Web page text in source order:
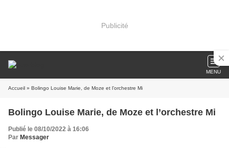
Publicité
MENU
Accueil » Bolingo Louise Marie, de Moze et l’orchestre Mi
Bolingo Louise Marie, de Moze et l’orchestre Mi
Publié le 08/10/2022 à 16:06
Par Messager